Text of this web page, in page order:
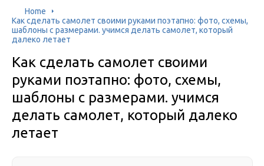
Home
Как сделать самолет своими руками поэтапно: фото, схемы,
шаблоны с размерами. учимся делать самолет, который
далеко летает
Как сделать самолет своими
руками поэтапно: фото, схемы,
шаблоны с размерами. учимся
делать самолет, который далеко
летает